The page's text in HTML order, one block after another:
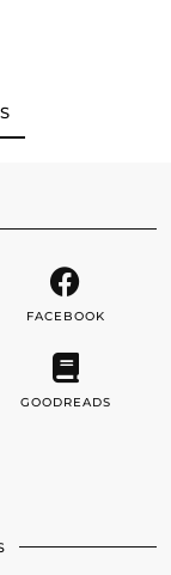
FACEBOOK
GOODREADS